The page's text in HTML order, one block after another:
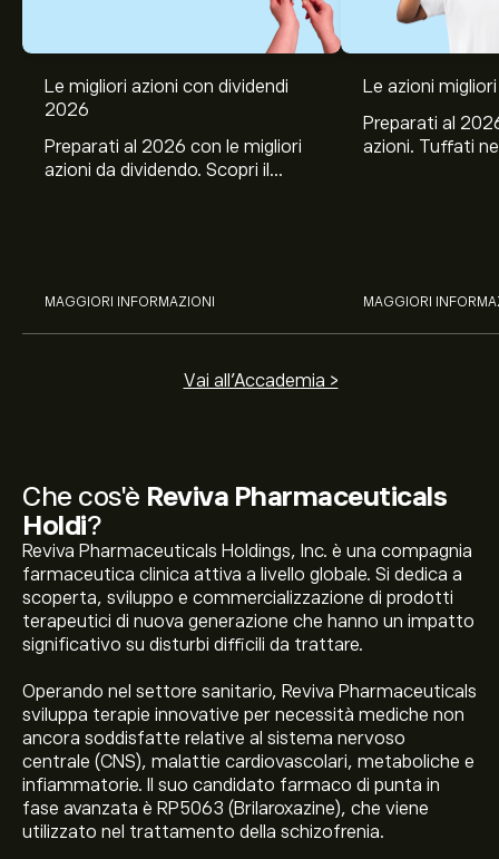
Che cos'è Reviva Pharmaceuticals
Holdi?
Reviva Pharmaceuticals Holdings, Inc. è una compagnia
farmaceutica clinica attiva a livello globale. Si dedica a
scoperta, sviluppo e commercializzazione di prodotti
terapeutici di nuova generazione che hanno un impatto
significativo su disturbi difficili da trattare.
Operando nel settore sanitario, Reviva Pharmaceuticals
sviluppa terapie innovative per necessità mediche non
ancora soddisfatte relative al sistema nervoso
centrale (CNS), malattie cardiovascolari, metaboliche e
infiammatorie. Il suo candidato farmaco di punta in
fase avanzata è RP5063 (Brilaroxazine), che viene
utilizzato nel trattamento della schizofrenia.
Le migliori azioni con dividendi
2026
Preparati al 2026 con le migliori
azioni da dividendo. Scopri il
MAGGIORI INFORMAZIONI
Le azioni
Preparati al
azioni. Tuffati
MAGGIORI
Vai all'Accademia >